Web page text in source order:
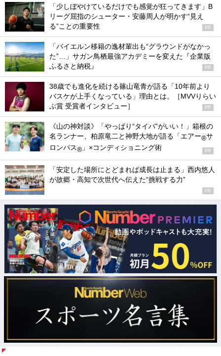
「少しぼやけているだけでも感覚が狂ってきます」B
リーグ屈指のシューター・安藤周人が明かす“見え
る”ことの重要性
PR
「バイエルン移籍の逸材輩出も“グラウンドがなかっ
た”…」サガン鳥栖最強アカデミーを変えた『企業版
ふるさと納税』
PR
38歳でも進化を続ける篠山竜青が語る「10年前より
バスケが上手くなっている」理由とは。［MVVりらい
ぶ賞 受賞者インタビュー］
PR
《山の神対談》「やっぱり“タイパ”がいい！」箱根の
名ランナー、柏原竜二と神野大地が語る「エアー®サ
ロンパス® 」×コンディショニング術 PR
「安定した場所にとどまれば成長は止まる」西内悠人
が故郷・高知で次世代へ伝えた“挑戦する力”
PR